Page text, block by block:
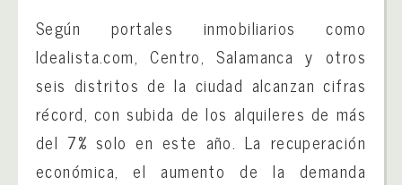
Según portales inmobiliarios como
Idealista.com, Centro, Salamanca y otros
seis distritos de la ciudad alcanzan cifras
récord, con subida de los alquileres de más
del 7% solo en este año. La recuperación
económica, el aumento de la demanda